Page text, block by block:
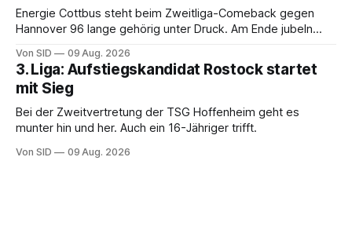
Energie Cottbus steht beim Zweitliga-Comeback gegen
Hannover 96 lange gehörig unter Druck. Am Ende jubeln
Von SID 09 Aug. 2026
3. Liga: Aufstiegskandidat Rostock startet
mit Sieg
Bei der Zweitvertretung der TSG Hoffenheim geht es
munter hin und her. Auch ein 16-Jähriger trifft.
Von SID 09 Aug. 2026